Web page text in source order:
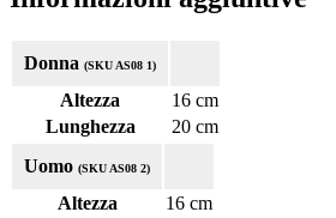
Donna (SKU AS08 1)
Altezza
16 cm
Lunghezza
20 cm
Uomo (SKU AS08 2)
Altezza
16 cm